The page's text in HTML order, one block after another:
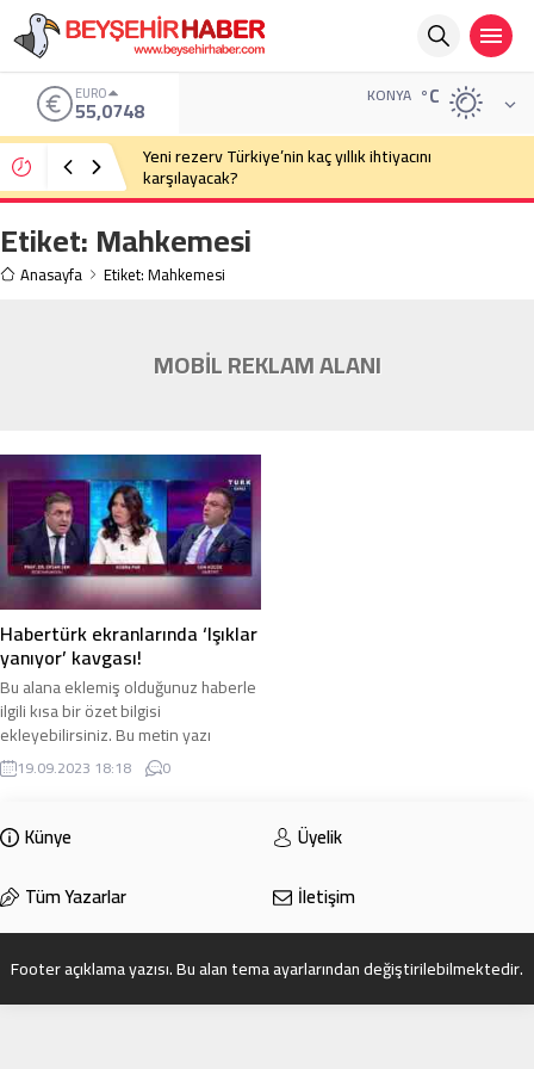
EURO
55,0748 KONYA °C
Yeni rezerv Türkiye’nin kaç yıllık ihtiyacını
karşılayacak?
Etiket:Mahkemesi
Anasayfa Etiket: Mahkemesi
MOBİL REKLAM ALANI
Habertürk ekranlarında ‘Işıklar
yanıyor’ kavgası!
Bu alana eklemiş olduğunuz haberle
ilgili kısa bir özet bilgisi
ekleyebilirsiniz. Bu metin yazı
düzenleme sayfasında “Özet”
bölümünden eklenebilir. Özet
olarak bu şekilde gösterilir,
eklenmemişse bu alan boş kalır.
19.09.2023 18:18 0
Künye
Üyelik
Tüm Yazarlar
İletişim
Footer açıklama yazısı. Bu alan tema ayarlarından değiştirilebilmektedir.